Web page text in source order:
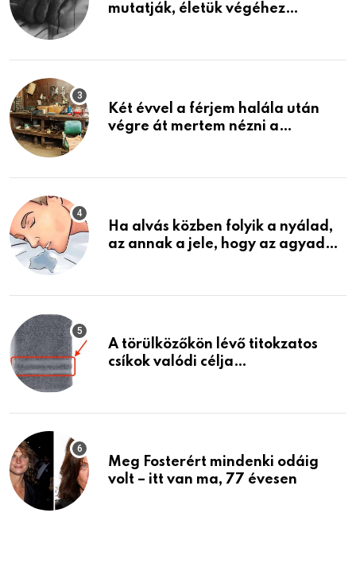
mutatják, életük végéhez
Két évvel a férjem halála után
végre át mertem nézni a
életemet
Ha alvás közben folyik a nyálad,
az annak a jele, hogy az agyad…
A törülközőkön lévő titokzatos
csíkok valódi célja…
Meg Fosterért mindenki odáig
volt – itt van ma, 77 évesen